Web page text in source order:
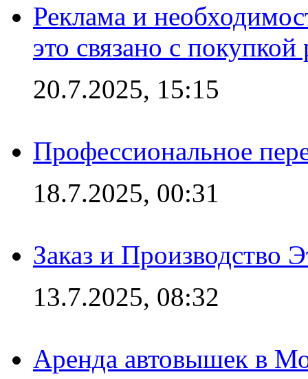
Реклама и
это связано с покупкой
20.7.2025, 15:15
Профессиональное
18.7.2025, 00:31
Заказ и Производство
13.7.2025, 08:32
Аренда автовышек в